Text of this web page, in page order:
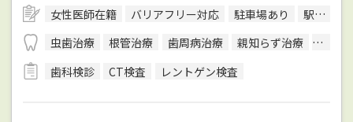
女性医師在籍 バリアフリー対応 駐車場あり
駅徒歩5分圏内
虫歯治療
根管治療 歯周病治療 親知らず治療
顎関
歯科検診
CT検査 レントゲン検査